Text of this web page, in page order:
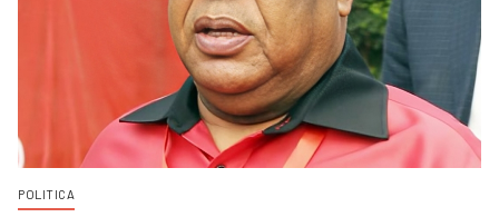
POLITICA